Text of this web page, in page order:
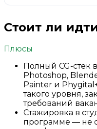
Стоит ли
Плюсы
Полный CG-стек
Photoshop,
Painter и
такого уровня,
требований
Стажировка в
программе — не